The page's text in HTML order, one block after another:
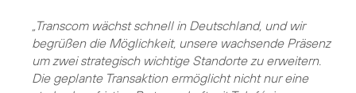
„Transcom wächst schnell in Deutschland, und wir
begrüßen die Möglichkeit, unsere wachsende Präsenz
um zwei strategisch wichtige Standorte zu erweitern.
Die geplante Transaktion ermöglicht nicht nur eine